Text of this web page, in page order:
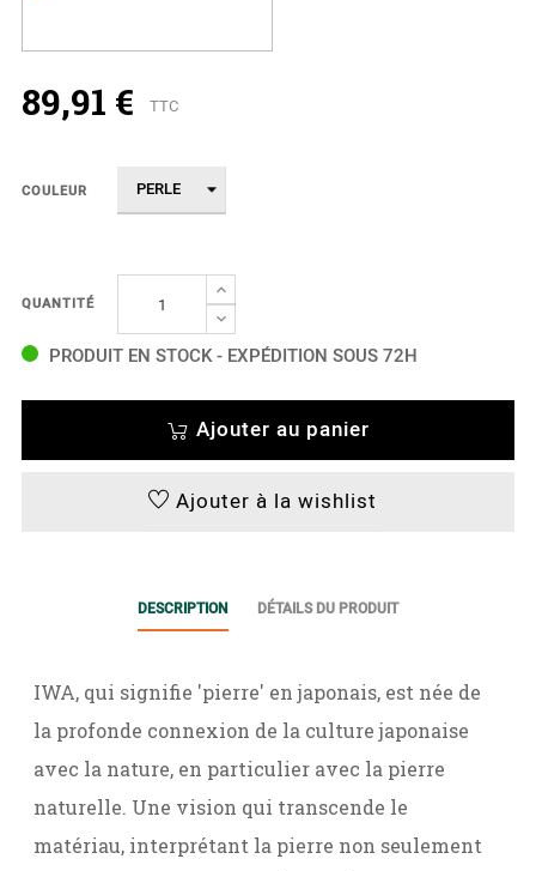
89,91 € TTC
COULEUR
QUANTITÉ
PRODUIT EN STOCK - EXPÉDITION SOUS 72H
Ajouter au panier
Ajouter à la wishlist
DESCRIPTION DÉTAILS DU PRODUIT
IWA, qui signifie 'pierre' en japonais, est née de
la profonde connexion de la culture japonaise
avec la nature, en particulier avec la pierre
naturelle. Une vision qui transcende le
matériau, interprétant la pierre non seulement